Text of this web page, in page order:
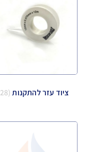
ציוד עזר להתקנות(28)